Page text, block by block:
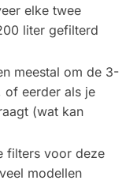
elke twee
liter gefilterd
meestal om de 3-
of eerder als je
(wat kan
filters voor deze
modellen